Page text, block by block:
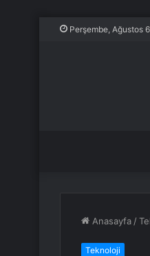
Perşembe, Ağustos
Anasayfa /
Teknoloji